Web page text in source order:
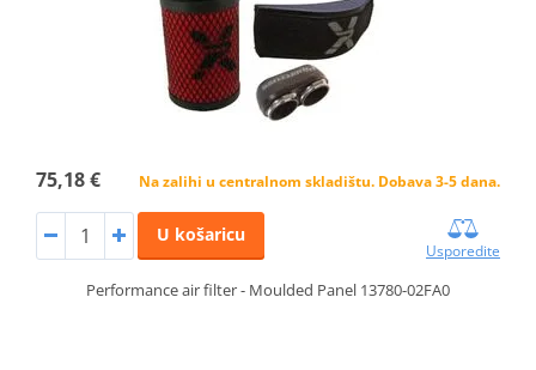
75,18 € Na zalihi u centralnom skladištu. Dobava 3-5 dana.
U košaricu
Usporedite
Performance air filter - Moulded Panel 13780-02FA0